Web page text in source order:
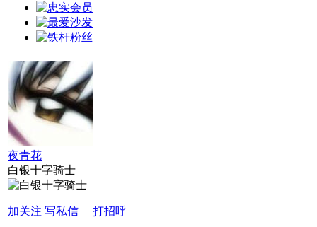
夜青花
白银十字骑士
加关注 写私信 打招呼